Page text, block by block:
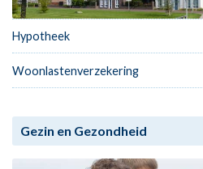
Hypotheek
Woonlastenverzekering
Gezin en Gezondheid